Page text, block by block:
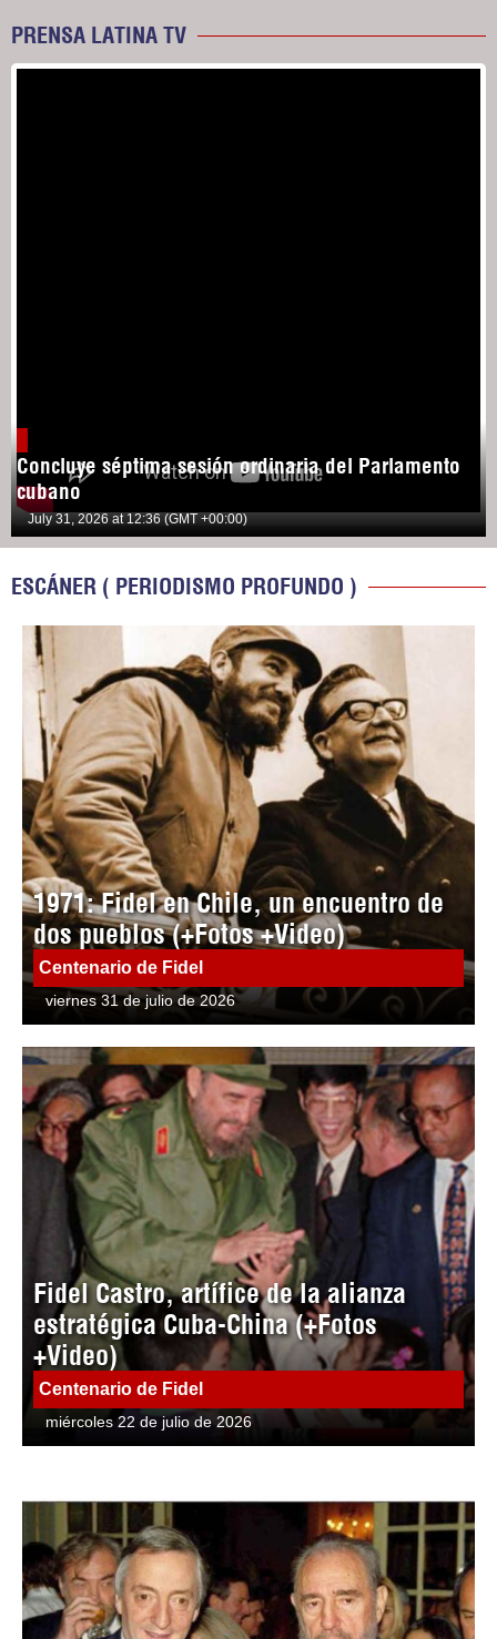
PRENSA LATINA TV
Concluye séptima sesión ordinaria del Parlamento
cubano
July 31, 2026 at 12:36 (GMT +00:00)
ESCÁNER ( PERIODISMO PROFUNDO )
1971: Fidel en Chile, un encuentro de
dos pueblos (+Fotos +Video)
Centenario de Fidel
viernes 31 de julio de 2026
Fidel Castro, artífice de la alianza
estratégica Cuba-China (+Fotos
+Video)
Centenario de Fidel
miércoles 22 de julio de 2026